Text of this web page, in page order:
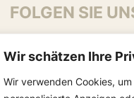
Wir schätzen Ihre
Wir verwenden Cookies,
FOLGEN SIE